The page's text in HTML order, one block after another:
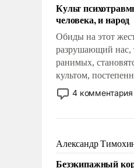
Культ
человека, и народ
Обиды на этот
разрушающий нас,
ранимых,
культом,
отменяя
человеку – быть
на себя
слабым, идти
адаптироваться.
4 комментария
Александр
Безэкипажный